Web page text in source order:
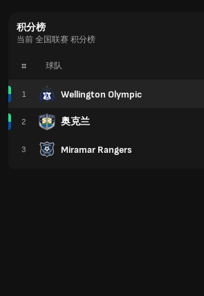
积分榜
当前 全国联赛 积分榜
# 球队
1 Wellington Olympic
2 奥克兰
3 Miramar Rangers